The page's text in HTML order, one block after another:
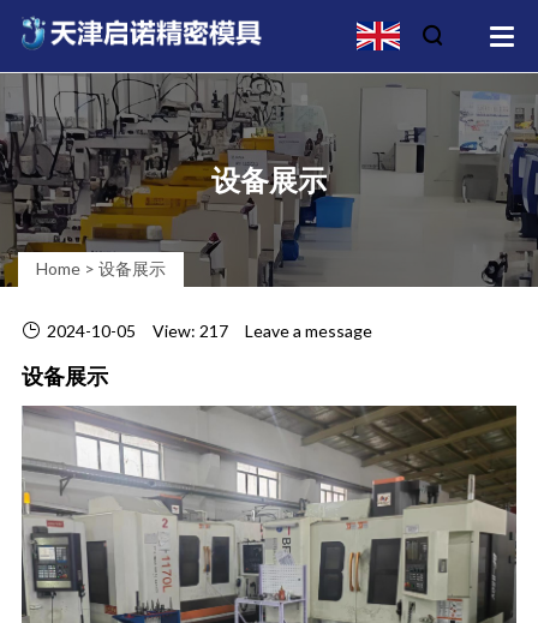
设备展示
Home > 设备展示
2024-10-05 View: 217 Leave a message
设备展示